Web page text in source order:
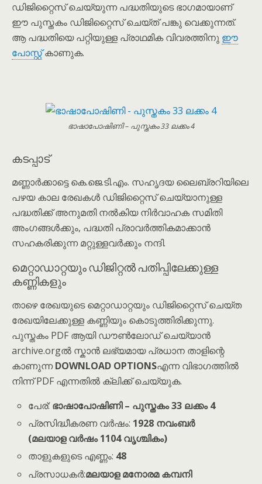
ഡിജിറ്റൈസ് ചെയ്യുന്ന പദ്ധതിയുടെ ഭാഗമായാണ്
ഈ പുസ്തകം ഡിജിറ്റൈസ് ചെയ്ത് പങ്കു വെക്കുന്നത്.
ആ പദ്ധതിയെ പറ്റിയുള്ള പ്രാഥമിക വിവരത്തിനു ഈ
പോസ്റ്റ്കാണുക.
ഭാഷാപോഷിണി – പുസ്തകം 33 ലക്കം 4
കടപ്പാട്
മണ്ണാർക്കാട്ടെ കെ.ജെ.ടി.എം. സഹൃദയ ലൈബ്രറിയിലെ
പഴയ കാല രേഖകൾ ഡിജിറ്റൈസ് ചെയ്യാനുള്ള
പദ്ധതിക്ക് അനുമതി നൽകിയ നിര്‍വാഹക സമിതി
അംഗങ്ങൾക്കും, പദ്ധതി പ്രാവർത്തികമാക്കാൻ
സഹകരിക്കുന്ന മറ്റുള്ളവർക്കും നന്ദി.
മെറ്റാഡാറ്റയും ഡിജിറ്റൽ പതിപ്പിലേക്കുള്ള
കണ്ണികളും
താഴെ രേഖയുടെ മെറ്റാഡാറ്റയും ഡിജിറ്റൈസ് ചെയ്ത
രേഖയിലേക്കുള്ള കണ്ണിയും കൊടുത്തിരിക്കുന്നു.
പുസ്തകം PDF ആയി ഡൗൺലോഡ് ചെയ്യാൻ
archive.orgൽ സ്കാൻ ലഭ്യമായ പ്രധാന താളിന്റെ
കാണുന്നDOWNLOAD OPTIONSഎന്ന വിഭാഗത്തിൽ
നിന്ന് PDF എന്നതിൽ ക്ലിക്ക് ചെയ്യുക.
പേര്:ഭാഷാപോഷിണി – പുസ്തകം 33 ലക്കം 4
പ്രസിദ്ധീകരണ വർഷം: 1928 നവംബർ
(മലയാള വർഷം 1104 വൃശ്ചികം)
താളുകളുടെ എണ്ണം: 48
പ്രസാധകർ:മലയാള മനോരമ കമ്പനി